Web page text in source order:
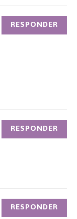
RESPONDER
RESPONDER
RESPONDER